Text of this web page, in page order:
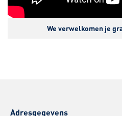
We verwelkomen je
Adresgegevens